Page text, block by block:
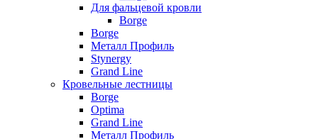
Для фальцевой кровли
Borge
Borge
Металл Профиль
Stynergy
Grand Line
Кровельные лестницы
Borge
Optima
Grand Line
Металл Профиль